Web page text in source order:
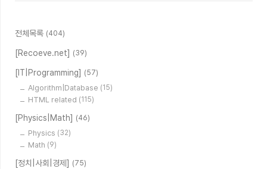
전체목록 (404)
[Recoeve.net] (39)
[IT|Programming] (57)
Algorithm|Database (15)
HTML related (115)
[Physics|Math] (46)
Physics (32)
Math (9)
[정치|사회|경제] (75)